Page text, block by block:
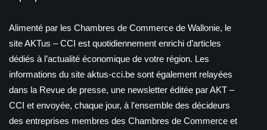
Alimenté par les Chambres de Commerce de Wallonie, le
site AKTus – CCI est quotidiennement enrichi d’articles
dédiés à l’actualité économique de votre région. Les
informations du site aktus-cci.be sont également relayées
dans la Revue de presse, une newsletter éditée par AKT –
CCI et envoyée, chaque jour, à l'ensemble des décideurs
des entreprises membres des Chambres de Commerce et